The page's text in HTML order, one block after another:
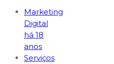
Marketing
Digital
há 18
anos
Serviços